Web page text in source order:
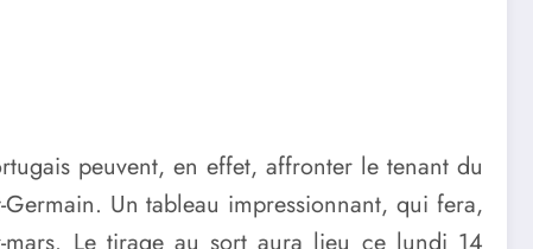
peuvent, en effet, affronter le tenant du
Un tableau impressionnant, qui fera,
Le tirage au sort aura lieu ce lundi 14